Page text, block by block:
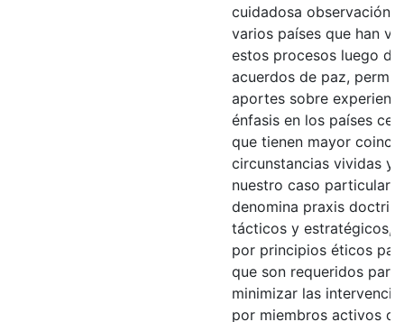
cuidadosa observación
varios países que han
estos procesos luego
acuerdos de paz,
aportes sobre
énfasis en los países
que tienen mayor
circunstancias vividas y
nuestro caso particular.
denomina praxis
tácticos y estratégicos,
por principios éticos
que son requeridos
minimizar las
por miembros activos